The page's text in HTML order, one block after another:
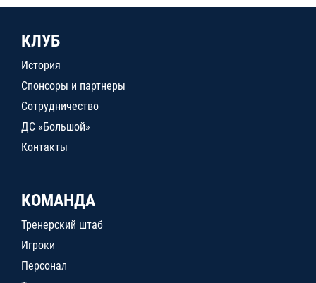
КЛУБ
История
Спонсоры и партнеры
Сотрудничество
ДС «Большой»
Контакты
КОМАНДА
Тренерский штаб
Игроки
Персонал